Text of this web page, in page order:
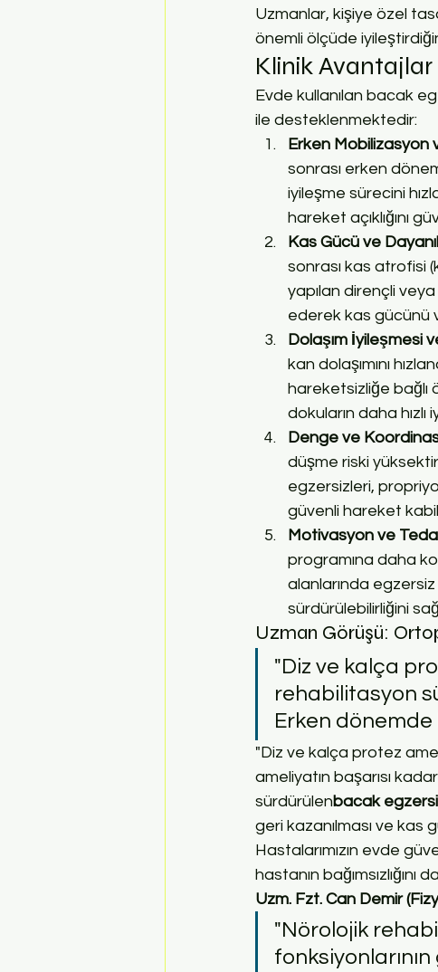
Uzmanlar, kişiye özel
önemli ölçüde
Klinik
Evde kullanılan bacak
ile desteklenmektedir:
Erken Mobilizasyon
sonrası erken
iyileşme sürecini
hareket açıklığını
Kas Gücü ve
sonrası kas atrofisi
yapılan dirençli
ederek kas gücünü ve
Dolaşım İyileşmesi
kan dolaşımını
hareketsizliğe bağlı
dokuların daha hızlı
Denge ve
düşme riski
egzersizleri,
güvenli hareket
Motivasyon ve
programına daha
alanlarında
sürdürülebilirliğini
Uzman Görüşü:
"Diz ve kalça
rehabilitasyon
Erken
"Diz ve kalça protez
ameliyatın başarısı
sürdürülenbacak
geri kazanılması ve kas
Hastalarımızın evde
hastanın bağımsızlığını
Uzm. Fzt. Can Demir
"Nörolojik